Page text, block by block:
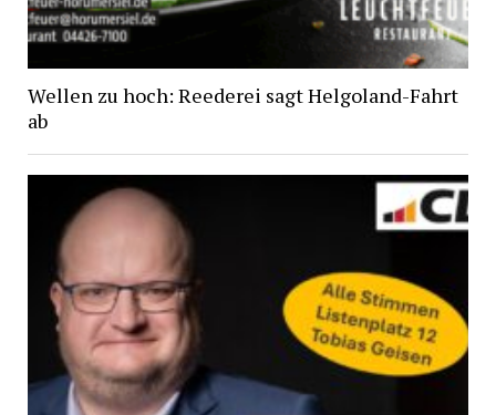
Wellen zu hoch: Reederei sagt Helgoland-Fahrt
ab